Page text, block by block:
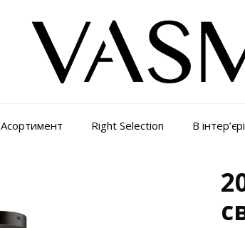
Асортимент Right Selection В інтер’єрі